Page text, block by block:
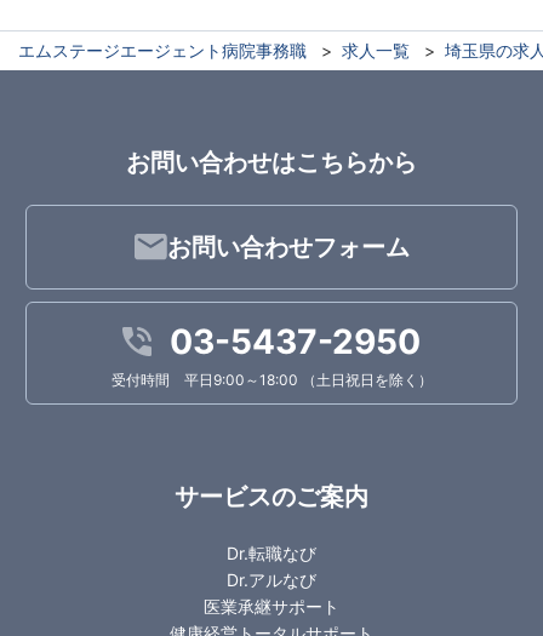
エムステージエージェント病院事務職 求人一覧 埼玉県の求
お問い合わせはこちらから
お問い合わせフォーム
03-5437-2950
受付時間 平日9:00～18:00 （土日祝日を除く）
サービスのご案内
Dr.転職なび
Dr.アルなび
医業承継サポート